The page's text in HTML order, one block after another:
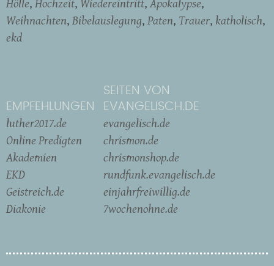
Weihnachten Bibelauslegung Paten Trauer katholisch
ekd
EMPFEHLUNGEN
luther2017.de
Online Predigten
Akademien
EKD
Geistreich.de
Diakonie
SEITEN VON
EVANGELISCH.DE
evangelisch.de
chrismon.de
chrismonshop.de
rundfunk.evangelisch.de
einjahrfreiwillig.de
7wochenohne.de